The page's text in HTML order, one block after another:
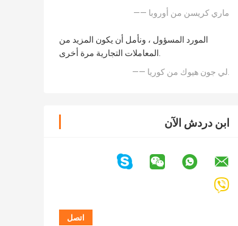
—— ماري كريسن من أوروبا
المورد المسؤول ، ونأمل أن يكون المزيد من
المعاملات التجارية مرة أخرى.
—— لي جون هيوك من كوريا.
ابن دردش الآن